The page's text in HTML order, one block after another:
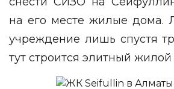
на его месте жилые дома.
учреждение лишь спустя
тут строится элитный